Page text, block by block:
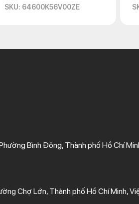
SKU: 64600K56V00ZE
Bình Đông, Thành phố Hồ Chí
Chợ Lớn, Thành phố Hồ Chí Minh,